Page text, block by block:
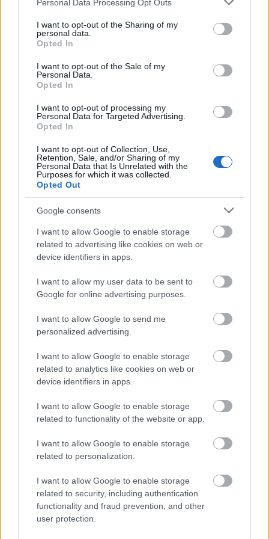
not limited to your visit or usage behaviour. You may click to
grant or deny consent to Google and its third-party tags to
use your data for below specified purposes in below Google
consent section.
Personal Data Processing Opt Outs
I want to opt-out of the Sharing of my
personal data.
Opted In
I want to opt-out of the Sale of my
Personal Data.
Opted In
I want to opt-out of processing my
Personal Data for Targeted Advertising.
Opted In
I want to opt-out of Collection, Use,
Retention, Sale, and/or Sharing of my
Personal Data that Is Unrelated with the
Purposes for which it was collected.
Opted Out
Google consents
I want to allow Google to enable storage
related to advertising like cookies on web or
device identifiers in apps.
I want to allow my user data to be sent to
Google for online advertising purposes.
I want to allow Google to send me
personalized advertising.
I want to allow Google to enable storage
related to analytics like cookies on web or
device identifiers in apps.
I want to allow Google to enable storage
related to functionality of the website or app.
I want to allow Google to enable storage
related to personalization.
I want to allow Google to enable storage
related to security, including authentication
functionality and fraud prevention, and other
user protection.
Διαβάζονται αυτή τη στιγμή
Τράπεζες: Στα 55,5 εκατ. ευρώ ο λογαριασμός
Νέο Χωροταξικό Τουρισμού: Οι νέες «κόκκινες
γραμμές» για το περιβάλλον και τι αλλάζει σε
Τα ανοιχτά μέτωπα για την ενίσχυση της
ελληνικής βιομηχανίας
TAGS: Τουρκία Συρία
ΣΕΦ: Επαναπροκηρύσσεται η ενεργειακή
αναβάθμιση - Γιατί ακυρώθηκε ο πρώτος